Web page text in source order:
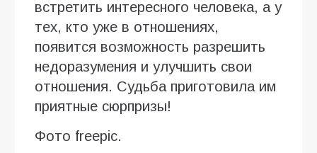
встретить интересного человека, а у
тех, кто уже в отношениях,
появится возможность разрешить
недоразумения и улучшить свои
отношения. Судьба приготовила им
приятные сюрпризы!
Фото freepic.